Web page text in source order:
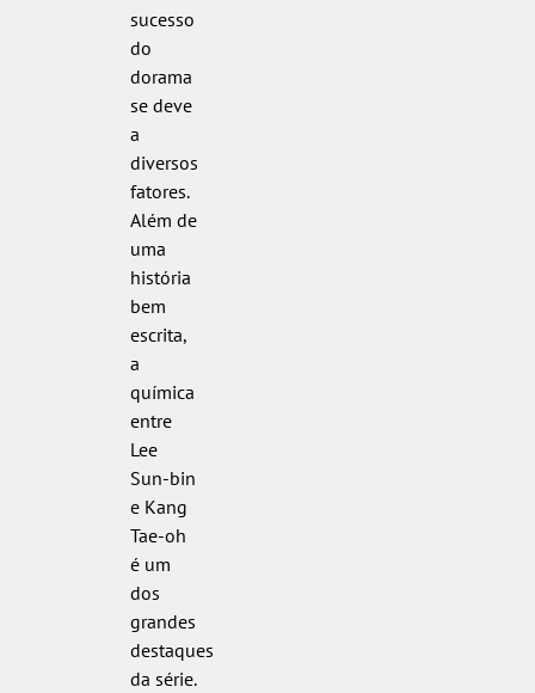
sucesso
do
dorama
se deve
a
diversos
fatores.
Além de
uma
história
bem
escrita,
a
química
entre
Lee
Sun-bin
e Kang
Tae-oh
é um
dos
grandes
destaques
da série.